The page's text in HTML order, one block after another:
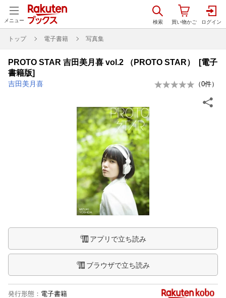
メニュー
トップ 電子書籍 写真集
PROTO STAR 吉田美月喜 vol.2 （PROTO STAR） [電子
書籍版]
吉田美月喜 （0件）
アプリで立ち読み
ブラウザで立ち読み
発行形態 ： 電子書籍